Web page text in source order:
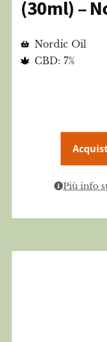
(30ml) –
Nordic Oil
CBD: 7%
Più info